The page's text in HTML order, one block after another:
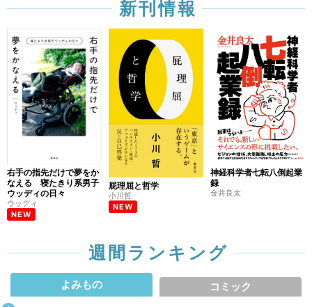
新刊情報
右手の指先だけで夢をか
なえる 寝たきり系男子
ウッディの日々
ウッディ
NEW
屁理屈と哲学
小川哲
NEW
神経科学者七転八倒起業
録
金井良太
週間ランキング
よみもの コミック